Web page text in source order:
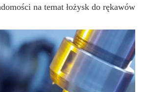
na temat łożysk do rękawów